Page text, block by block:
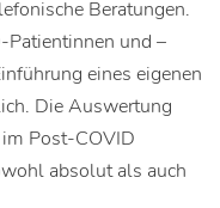
Beratungen.
und –
eines eigenen
Die Auswertung
Post-COVID
absolut als auch